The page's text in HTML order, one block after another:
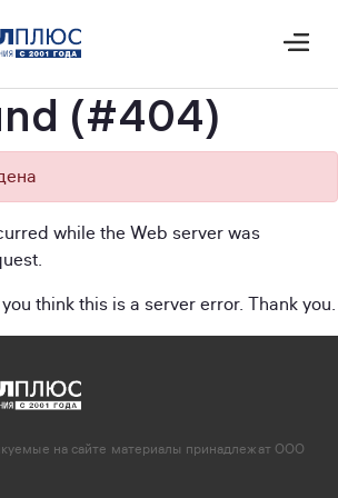
(#404)
while the Web server was
think this is a server error. Thank you.
на сайте материалы принадлежат ООО